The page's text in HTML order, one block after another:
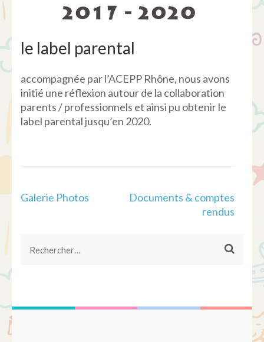
le label parental
accompagnée par l’ACEPP Rhône, nous avons
initié une réflexion autour de la collaboration
parents / professionnels et ainsi pu obtenir le
label parental jusqu’en 2020.
Navigation
Galerie Photos
Documents & comptes
rendus
Rechercher :